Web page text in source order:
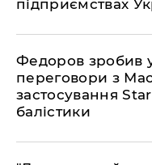
підприємствах
Федоров зробив
переговори з
застосування
балістики